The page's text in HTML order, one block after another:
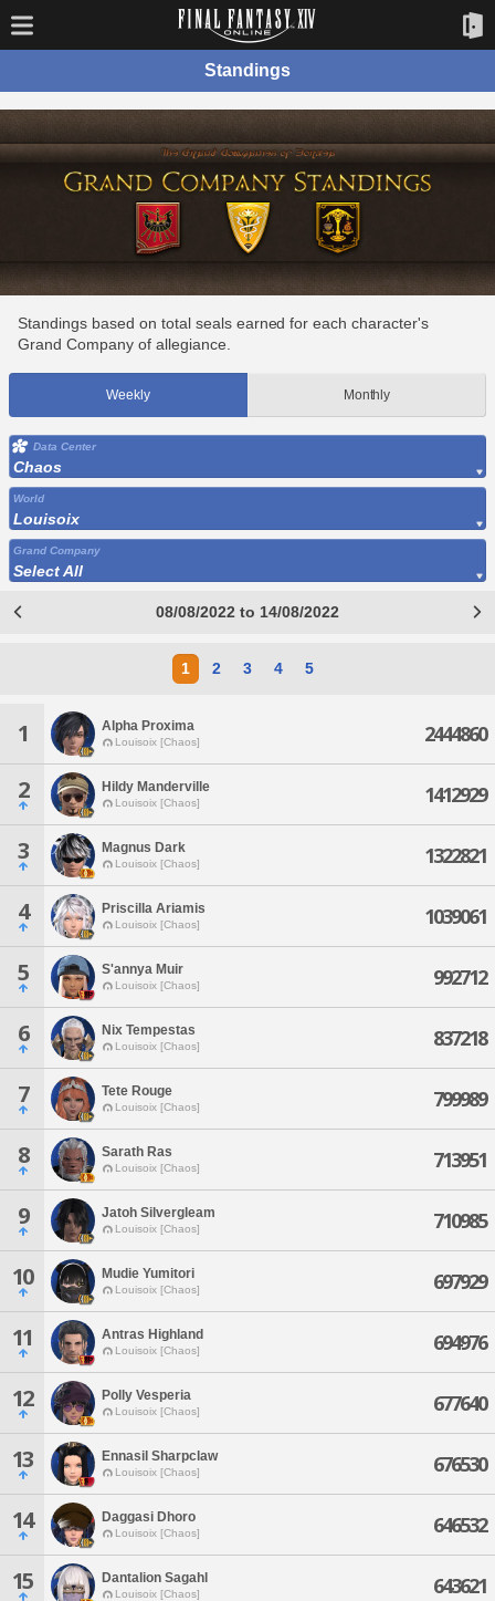
Standings
Standings based on total seals earned for each character's
Grand Company of allegiance.
Weekly Monthly
Data Center
Chaos
World
Louisoix
Grand Company
Select All
08/08/2022 to 14/08/2022
1 2 3 4 5
1 Alpha Proxima
Louisoix [Chaos] 2444860
2 Hildy Manderville
Louisoix [Chaos] 1412929
3 Magnus Dark
Louisoix [Chaos] 1322821
4 Priscilla Ariamis
Louisoix [Chaos] 1039061
5 S'annya Muir
Louisoix [Chaos] 992712
6 Nix Tempestas
Louisoix [Chaos] 837218
7 Tete Rouge
Louisoix [Chaos] 799989
8 Sarath Ras
Louisoix [Chaos] 713951
9 Jatoh Silvergleam
Louisoix [Chaos] 710985
10 Mudie Yumitori
Louisoix [Chaos] 697929
11 Antras Highland
Louisoix [Chaos] 694976
12 Polly Vesperia
Louisoix [Chaos] 677640
13 Ennasil Sharpclaw
Louisoix [Chaos] 676530
14 Daggasi Dhoro
Louisoix [Chaos] 646532
15 Dantalion Sagahl
Louisoix [Chaos] 643621